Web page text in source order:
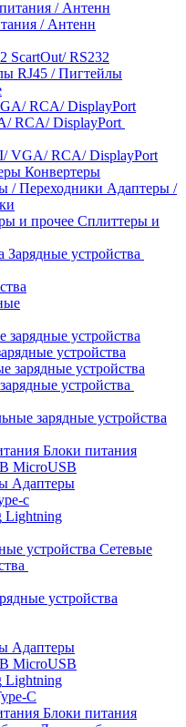
/ Антенн
ScartOut/ RS232
RJ45 / Пигтейлы
RCA/ DisplayPort
VGA/ RCA/ DisplayPort
Конвертеры
Адаптеры /
Сплиттеры и
Зарядные устройства
устройства
устройства
зарядные устройства
Блоки питания
MicroUSB
Адаптеры
c
Lightning
Сетевые
устройства
Адаптеры
MicroUSB
Lightning
C
Блоки питания